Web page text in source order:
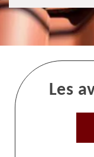
Les